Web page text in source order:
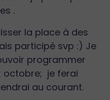
.
la place à des
participé svp :) Je
programmer
octobre; je ferai
au courant.